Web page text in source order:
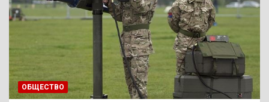
ОБЩЕСТВО